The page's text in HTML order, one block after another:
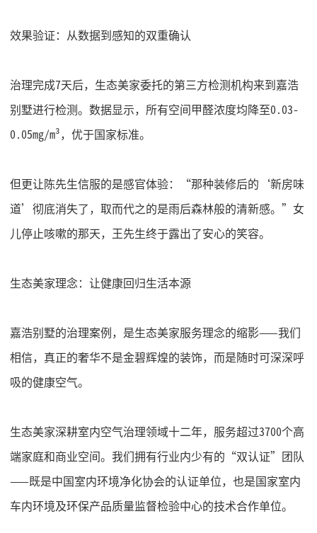
效果验证：从数据到感知的双重确认
治理完成7天后，生态美家委托的第三方检测机构来到嘉浩
别墅进行检测。数据显示，所有空间甲醛浓度均降至0.03-
0.05mg/m³，优于国家标准。
但更让陈先生信服的是感官体验：
“那种装修后的‘新房味
道’彻底消失了，取而代之的是雨后森林般的清新感。”女
儿停止咳嗽的那天，王先生终于露出了安心的笑容。
生态美家理念：让健康回归生活本源
嘉浩别墅的治理案例，是生态美家服务理念的缩影——我们
相信，真正的奢华不是金碧辉煌的装饰，而是随时可深深呼
吸的健康空气。
生态美家深耕室内空气治理领域十二年，服务超过3700个高
端家庭和商业空间。我们拥有行业内少有的“双认证”团队
——既是中国室内环境净化协会的认证单位，也是国家室内
车内环境及环保产品质量监督检验中心的技术合作单位。